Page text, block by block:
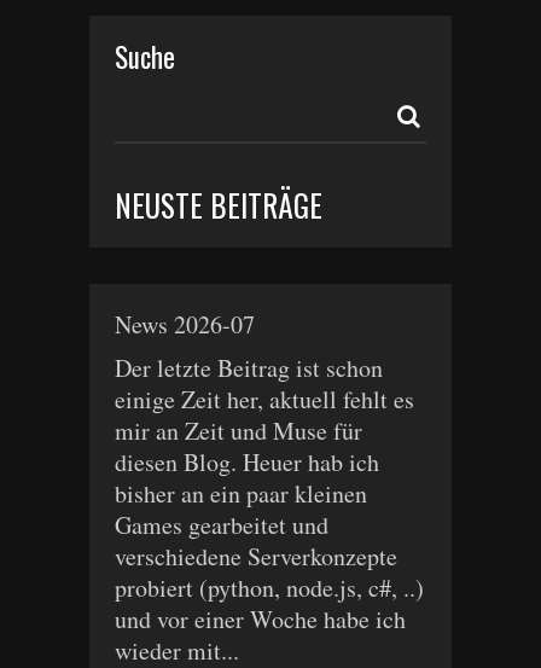
Suche
NEUSTE BEITRÄGE
News 2026-07
Der letzte Beitrag ist schon
einige Zeit her, aktuell fehlt es
mir an Zeit und Muse für
diesen Blog. Heuer hab ich
bisher an ein paar kleinen
Games gearbeitet und
verschiedene Serverkonzepte
probiert (python, node.js, c#, ..)
und vor einer Woche habe ich
wieder mit...